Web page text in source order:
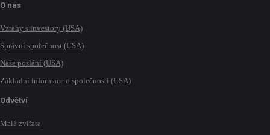
O nás
Vztahy s investory (USA)
Správní společnost (USA)
Naše poslání (USA)
Základní informace o společnosti (USA)
Odvětví
Malá zvířata